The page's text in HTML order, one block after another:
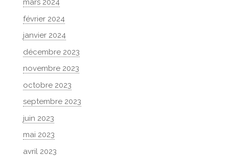
mars 2024
février 2024
janvier 2024
décembre 2023
novembre 2023
octobre 2023
septembre 2023
juin 2023
mai 2023
avril 2023